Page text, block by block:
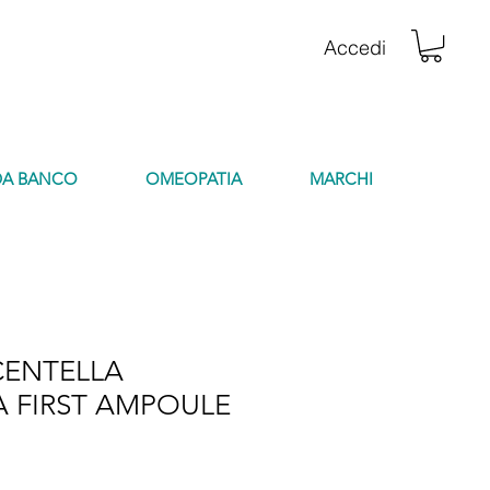
Accedi
BANCO OMEOPATIA MARCHI
FIRST AMPOULE